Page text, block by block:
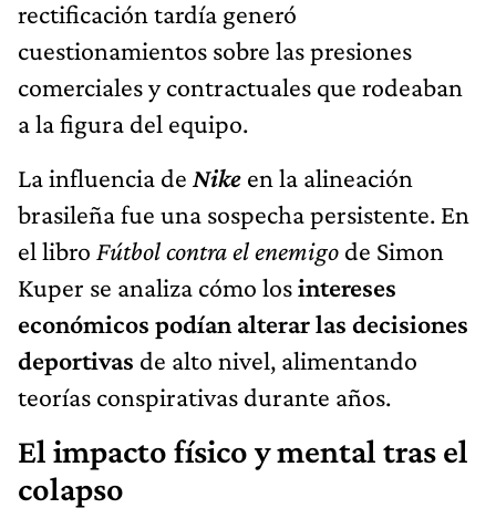
rectificación tardía generó
cuestionamientos sobre las presiones
comerciales y contractuales que rodeaban
a la figura del equipo.
La influencia de Nike en la alineación
brasileña fue una sospecha persistente. En
el libro Fútbol contra el enemigo de Simon
Kuper se analiza cómo losintereses
económicos podían alterar las decisiones
deportivas de alto nivel, alimentando
teorías conspirativas durante años.
El impacto físico y mental tras el
colapso